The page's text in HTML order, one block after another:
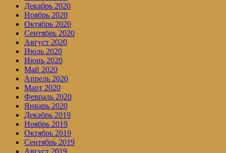
Декабрь 2020
Ноябрь 2020
Октябрь 2020
Сентябрь 2020
Август 2020
Июль 2020
Июнь 2020
Май 2020
Апрель 2020
Март 2020
Февраль 2020
Январь 2020
Декабрь 2019
Ноябрь 2019
Октябрь 2019
Сентябрь 2019